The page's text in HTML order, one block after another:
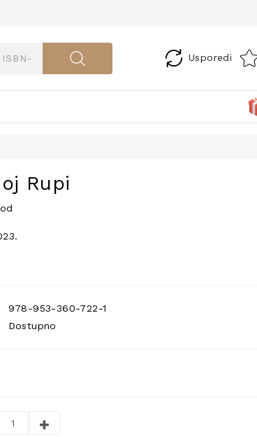
Usporedi
Rupi
978-953-360-722-1
Dostupno